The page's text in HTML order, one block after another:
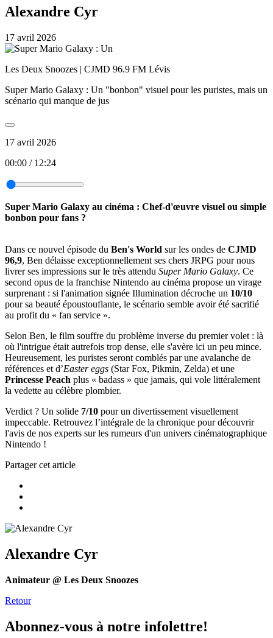
Alexandre Cyr
17 avril 2026
Les Deux Snoozes | CJMD 96.9 FM Lévis
Super Mario Galaxy : Un "bonbon" visuel pour les puristes, mais un
scénario qui manque de jus
17 avril 2026
00:00 / 12:24
Super Mario Galaxy au cinéma : Chef-d'œuvre visuel ou simple
bonbon pour fans ?
Dans ce nouvel épisode du Ben's World sur les ondes de CJMD
96,9, Ben délaisse exceptionnellement ses chers JRPG pour nous
livrer ses impressions sur le très attendu Super Mario Galaxy. Ce
second opus de la franchise Nintendo au cinéma propose un virage
surprenant : si l'animation signée Illumination décroche un 10/10
pour sa beauté époustouflante, le scénario semble avoir été sacrifié
au profit du « fan service ».
Selon Ben, le film souffre du problème inverse du premier volet : là
où l'intrigue était autrefois trop dense, elle s'avère ici un peu mince.
Heureusement, les puristes seront comblés par une avalanche de
références et d’Easter eggs (Star Fox, Pikmin, Zelda) et une
Princesse Peach plus « badass » que jamais, qui vole littéralement
la vedette au célèbre plombier.
Verdict ? Un solide 7/10 pour un divertissement visuellement
impeccable. Retrouvez l’intégrale de la chronique pour découvrir
l'avis de nos experts sur les rumeurs d'un univers cinématographique
Nintendo !
Partager cet article
Alexandre Cyr
Animateur @ Les Deux Snoozes
Retour
Abonnez-vous à notre infolettre!